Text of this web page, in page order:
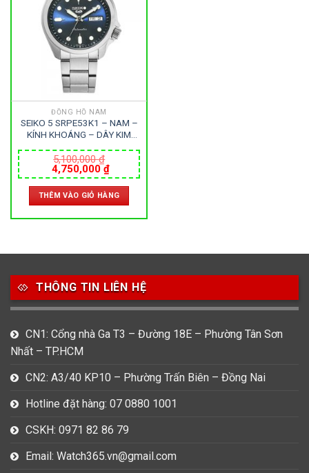
182
42mm 43mm
10
48-52mm
ĐỒNG HỒ NAM
SEIKO 5 SRPE53K1 – NAM –
KÍNH KHOÁNG – DÂY KIM
40MM – MÁY NHẬT
5,100,000₫
Giá
gốc
là:
5,100,000 ₫.
4,750,000₫Giá
hiện
tại
là:
4,750,000 ₫.
THÊM VÀO GIỎ HÀNG
THÔNG TIN LIÊN HỆ
CN1: Cổng nhà Ga T3 – Đường 18E – Phường Tân Sơn
Nhất – TP.HCM
CN2: A3/40 KP10 – Phường Trấn Biên – Đồng Nai
Hotline đặt hàng: 07 0880 1001
CSKH: 0971 82 86 79
Email: Watch365.vn@gmail.com